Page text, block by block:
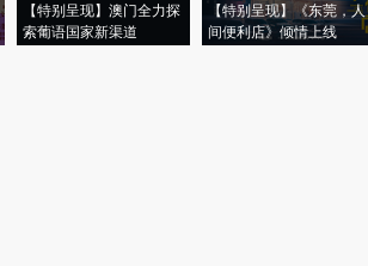
【特别呈现】澳门全力探
索葡语国家新渠道
【特别呈现】《东莞，人
间便利店》倾情上线